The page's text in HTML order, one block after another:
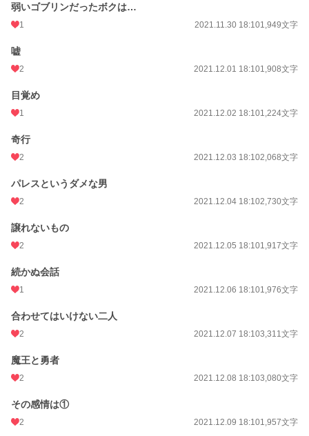
弱いゴブリンだったボクは…
1 2021.11.30 18:101,949文字
嘘
2 2021.12.01 18:101,908文字
目覚め
1 2021.12.02 18:101,224文字
奇行
2 2021.12.03 18:102,068文字
パレスというダメな男
2 2021.12.04 18:102,730文字
譲れないもの
2 2021.12.05 18:101,917文字
続かぬ会話
1 2021.12.06 18:101,976文字
合わせてはいけない二人
2 2021.12.07 18:103,311文字
魔王と勇者
2 2021.12.08 18:103,080文字
その感情は①
2 2021.12.09 18:101,957文字